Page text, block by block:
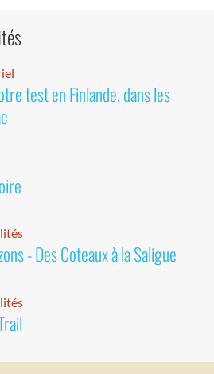
test en Finlande, dans les
- Des Coteaux à la Saligue